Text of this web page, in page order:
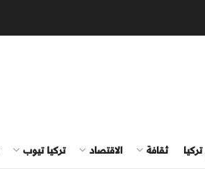
ثقافة الاقتصاد تركيا تيوب